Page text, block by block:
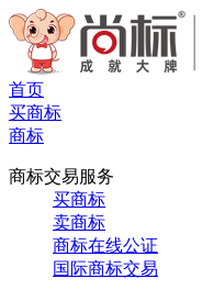
首页
买商标
商标
商标交易服务
买商标
卖商标
商标在线公证
国际商标交易